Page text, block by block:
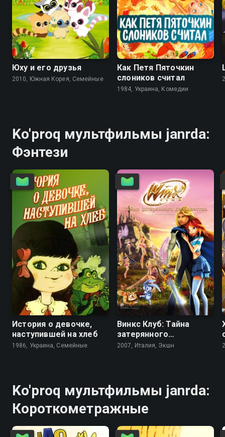
7.0 6.8
Юху и его друзья
2010, Южная Корея, Семейные
7.8 8.0
Как Петя Пяточкин
слоников считал
1984, Украина, Комедии
Ko'proq мультфильмы janrda:
Фэнтези
6.9 7.1
История о девочке,
наступившей на хлеб
1986, Украина, Семейные
4.4 5.8
Винкс Клуб: Тайна
затерянного
королевства
2007, Италия, Экшн
Ko'proq мультфильмы janrda:
Короткометражные